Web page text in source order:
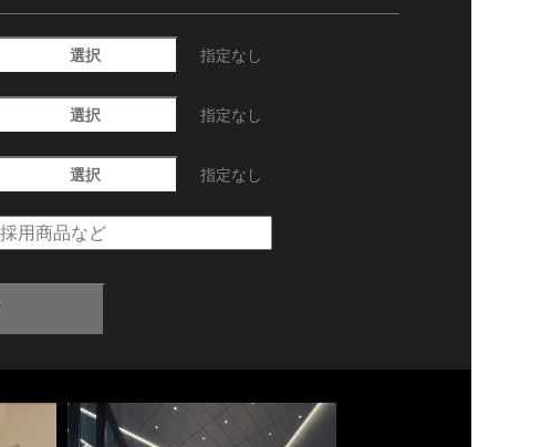
選択 指定なし
選択 指定なし
選択 指定なし